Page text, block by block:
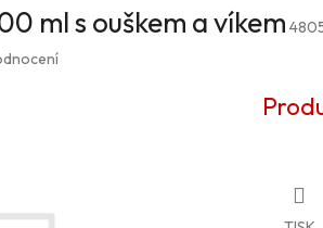
ml s ouškem a víkem